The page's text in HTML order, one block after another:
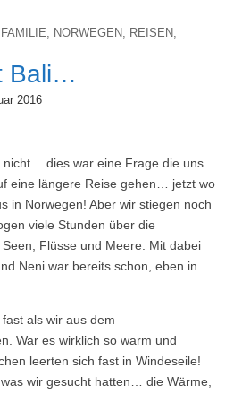
FAMILIE, NORWEGEN, REISEN,
Bali…
2016
nicht… dies war eine Frage die uns
eine längere Reise gehen… jetzt wo
in Norwegen! Aber wir stiegen noch
viele Stunden über die
Flüsse und Meere. Mit dabei
Neni war bereits schon, eben in
als wir aus dem
War es wirklich so warm und
leerten sich fast in Windeseile!
wir gesucht hatten… die Wärme,